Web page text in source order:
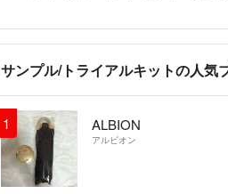
サンプル/トライアルキットの人気
1 ALBION
アルビオン